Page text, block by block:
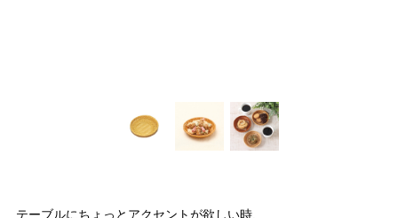
テーブルにちょっとアクセントが欲しい時、